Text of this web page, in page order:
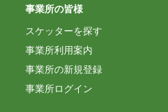
事業所の皆様
スケッターを探す
事業所利用案内
事業所の新規登録
事業所ログイン